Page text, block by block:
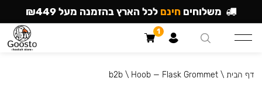
דף הבית \
b2b\ Hoob — Flask Grommet
משלוחים חינם לכל הארץ בהזמנה מעל ₪449
1